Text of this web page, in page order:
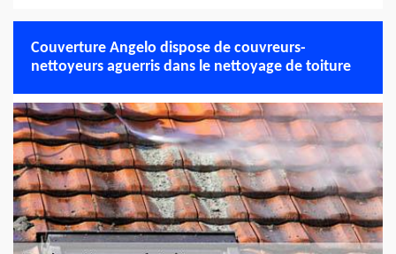
Couverture Angelo dispose de couvreurs-
nettoyeurs aguerris dans le nettoyage de toiture